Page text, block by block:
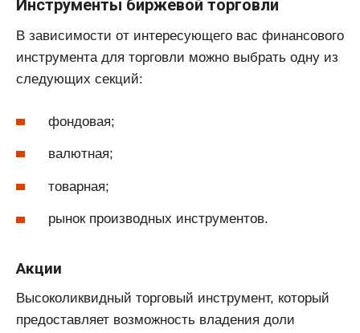
Инструменты биржевой торговли
В зависимости от интересующего вас финансового
инструмента для торговли можно выбрать одну из
следующих секций:
фондовая;
валютная;
товарная;
рынок производных инструментов.
Акции
Высоколиквидный торговый инструмент, который
предоставляет возможность владения доли